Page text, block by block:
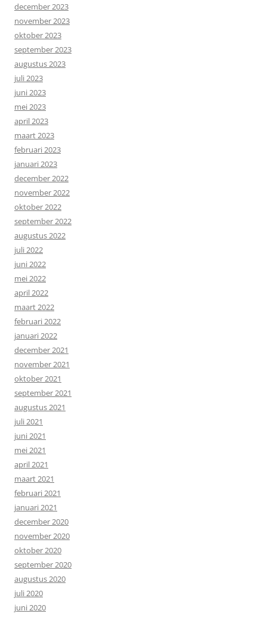
december 2023
november 2023
oktober 2023
september 2023
augustus 2023
juli 2023
juni 2023
mei 2023
april 2023
maart 2023
februari 2023
januari 2023
december 2022
november 2022
oktober 2022
september 2022
augustus 2022
juli 2022
juni 2022
mei 2022
april 2022
maart 2022
februari 2022
januari 2022
december 2021
november 2021
oktober 2021
september 2021
augustus 2021
juli 2021
juni 2021
mei 2021
april 2021
maart 2021
februari 2021
januari 2021
december 2020
november 2020
oktober 2020
september 2020
augustus 2020
juli 2020
juni 2020